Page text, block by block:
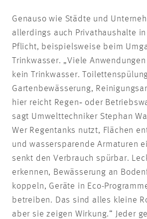
Genauso wie Städte und
allerdings auch Privathaushalte
Pflicht, beispielsweise beim
Trinkwasser. „Viele
kein Trinkwasser.
Gartenbewässerung,
hier reicht Regen‑ oder
sagt Umwelttechniker Stephan
Wer Regentanks nutzt, Flächen
und wassersparende Armaturen
senkt den Verbrauch spürbar.
erkennen, Bewässerung an
koppeln, Geräte in Eco-
betreiben. Das sind alles kleine
aber sie zeigen Wirkung.“ Jeder